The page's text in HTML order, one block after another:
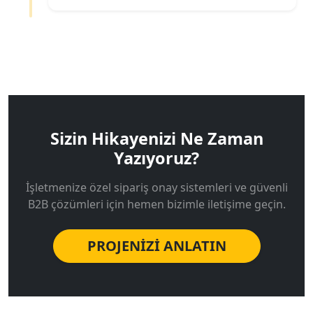
Sizin Hikayenizi Ne Zaman
Yazıyoruz?
İşletmenize özel sipariş onay sistemleri ve güvenli
B2B çözümleri için hemen bizimle iletişime geçin.
PROJENİZİ ANLATIN